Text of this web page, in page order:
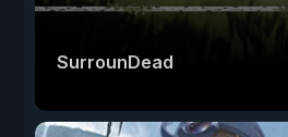
SurrounDead